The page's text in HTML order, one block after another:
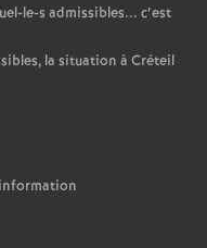
le-s admissibles... c’est
la situation à Créteil